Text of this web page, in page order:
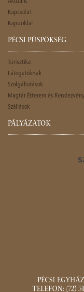
Aktuális
Kapcsolat
Kapuoldal
PÉCSI PÜSPÖKSÉG
Turisztika
Látogatóknak
Szolgáltatások
Magtár Étterem és
Szállások
PÁLYÁZATOK
PÉCSI
TELEFON: (72)